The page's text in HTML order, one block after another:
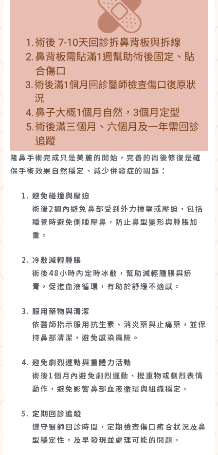
隆鼻手術完成只是美麗的開始，完善的術後修復是確
保手術效果自然穩定、減少併發症的關鍵：
避免碰撞與壓迫
術後2週內避免鼻部受到外力撞擊或壓迫，包括
睡覺時避免側睡壓鼻，防止鼻型變形與腫脹加
重。
冷敷減輕腫脹
術後48小時內定時冰敷，幫助減輕腫脹與瘀
青，促進血液循環，有助於舒緩不適感。
服用藥物與清潔
依醫師指示服用抗生素、消炎藥與止痛藥，並保
持鼻部清潔，避免感染風險。
避免劇烈運動與重體力活動
術後1個月內避免劇烈運動、提重物或劇烈表情
動作，避免影響鼻部血液循環與組織穩定。
定期回診追蹤
遵守醫師回診時間，定期檢查傷口癒合狀況及鼻
型穩定性，及早發現並處理可能的問題。